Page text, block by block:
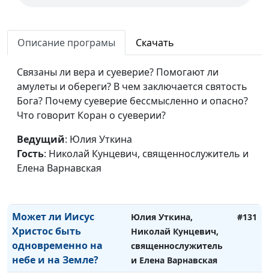
Описание програмы Скачать
Связаны ли вера и суеверие? Помогают ли
амулеты и обереги? В чем заключается святость
Бога? Почему суеверие бессмысленно и опасно?
Что говорит Коран о суеверии?
Ведущий: Юлия Уткина
Гость: Николай Кунцевич, священнослужитель и
Елена Варнавская
финансы
священнослужитель и
Елена Варнавская
Спасётся ли кто-то,
кроме верующих во
Христа?
Юлия Уткина, Николай
Кунцевич,
священнослужитель и
Елена Варнавская
Живёт ли в нас Дух
Христов?
Юлия Уткина, Николай
#132
Может ли Иисус
Христос быть
одновременно на
небе и на Земле?
Юлия Уткина,
Николай Кунцевич,
священнослужитель
и Елена Варнавская
#131